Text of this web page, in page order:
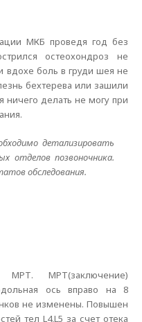
МКБ проведя год без
остеохондроз не
вдохе боль в груди шея не
бехтерева или зашили
ничего делать не могу при
детализировать
отделов позвоночника.
обследования.
МРТ. МРТ(заключение)
ось вправо на 8
не изменены. Повышен
тел L4,L5 за счет отека